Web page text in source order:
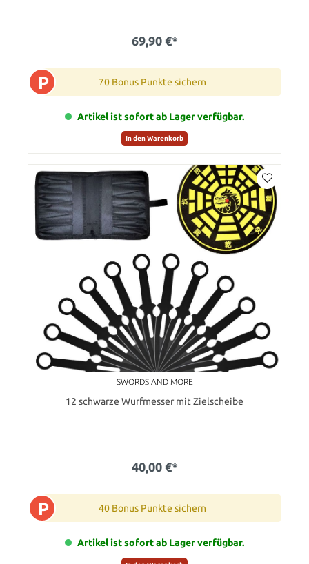
69,90 €*
P 70 Bonus Punkte sichern
Artikel ist sofort ab Lager verfügbar.
In den Warenkorb
SWORDS AND MORE
12 schwarze Wurfmesser mit Zielscheibe
40,00 €*
P 40 Bonus Punkte sichern
Artikel ist sofort ab Lager verfügbar.